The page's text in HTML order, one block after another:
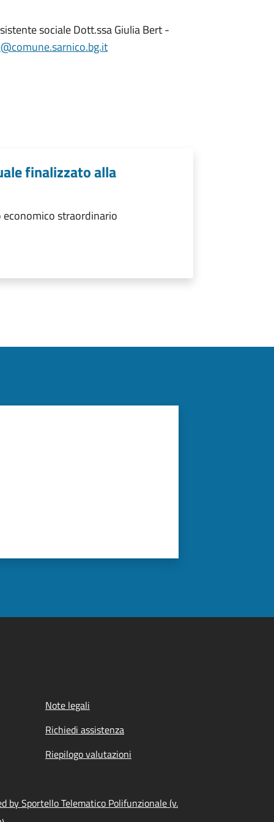
sociale Dott.ssa Giulia Bert -
finalizzato alla
straordinario
Note legali
Richiedi assistenza
Riepilogo valutazioni
by Sportello Telematico Polifunzionale (v.